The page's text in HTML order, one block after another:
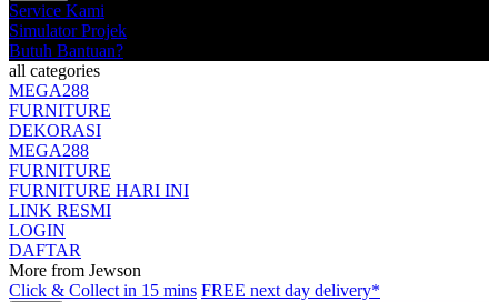
Service Kami
Simulator Projek
Butuh Bantuan?
all categories
MEGA288
FURNITURE
DEKORASI
MEGA288
FURNITURE
FURNITURE HARI INI
LINK RESMI
LOGIN
DAFTAR
More from Jewson
Click & Collect in 15 mins FREE next day delivery*